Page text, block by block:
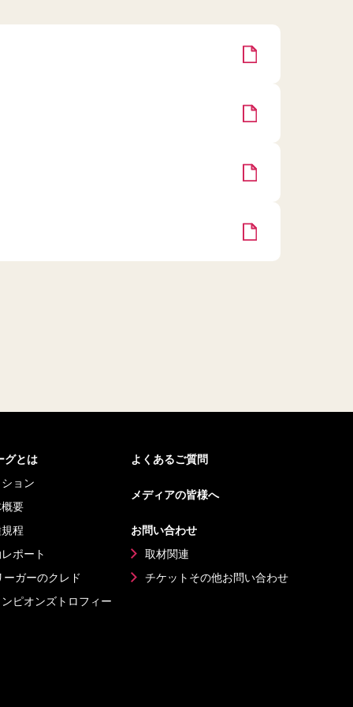
グとは
ョン
要
程
ポート
ーガーのクレド
ピオンズ トロフィー
よくあるご質問
メディアの皆様へ
お問い合わせ
取材関連
チケットその他お問い合わせ